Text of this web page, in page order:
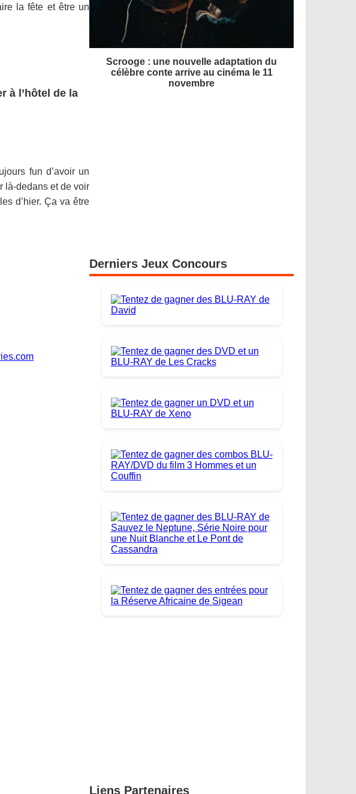
la fête et être un
à l’hôtel de la
fun d’avoir un
là-dedans et de voir
d’hier. Ça va être
Scrooge : une nouvelle adaptation du
célèbre conte arrive au cinéma le 11
novembre
Derniers Jeux Concours
Liens Partenaires